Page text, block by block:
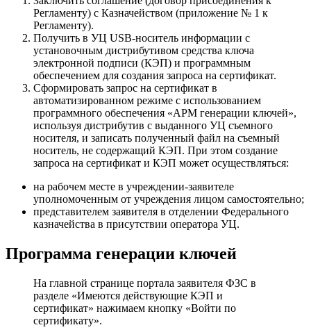
Регламенту) с Казначейством (приложение № 1 к
Регламенту).
Получить в УЦ USB-носитель информации с
установочным дистрибутивом средства ключа
электронной подписи (КЭП) и программным
обеспечением для создания запроса на сертификат.
Сформировать запрос на сертификат в
автоматизированном режиме с использованием
программного обеспечения «АРМ генерации ключей»,
используя дистрибутив с выданного УЦ съемного
носителя, и записать полученный файл на съемный
носитель, не содержащий КЭП. При этом создание
запроса на сертификат и КЭП может осуществляться:
на рабочем месте в учреждении-заявителе
уполномоченным от учреждения лицом самостоятельно;
представителем заявителя в отделении Федерального
казначейства в присутствии оператора УЦ.
Программа генерации ключей
На главной странице портала заявителя ФЗС в
разделе «Имеются действующие КЭП и
сертификат» нажимаем кнопку «Войти по
сертификату».